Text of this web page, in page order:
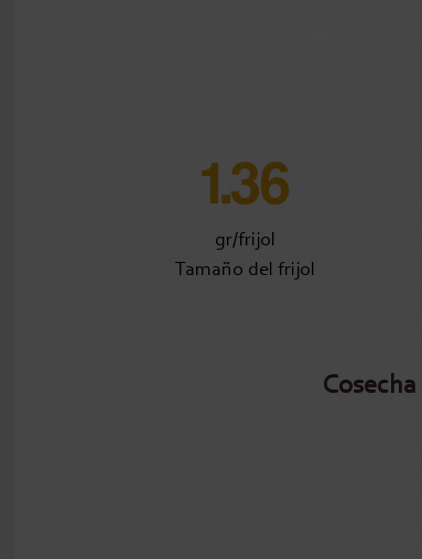
1.36
gr/frijol
Tamaño del frijol
Cosecha